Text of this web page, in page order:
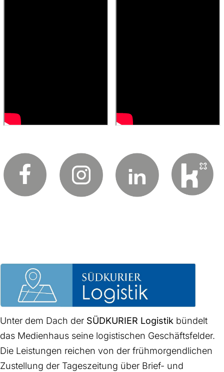
Unter dem Dach der SÜDKURIER Logistik bündelt
das Medienhaus seine logistischen Geschäftsfelder.
Die Leistungen reichen von der frühmorgendlichen
Zustellung der Tageszeitung über Brief- und